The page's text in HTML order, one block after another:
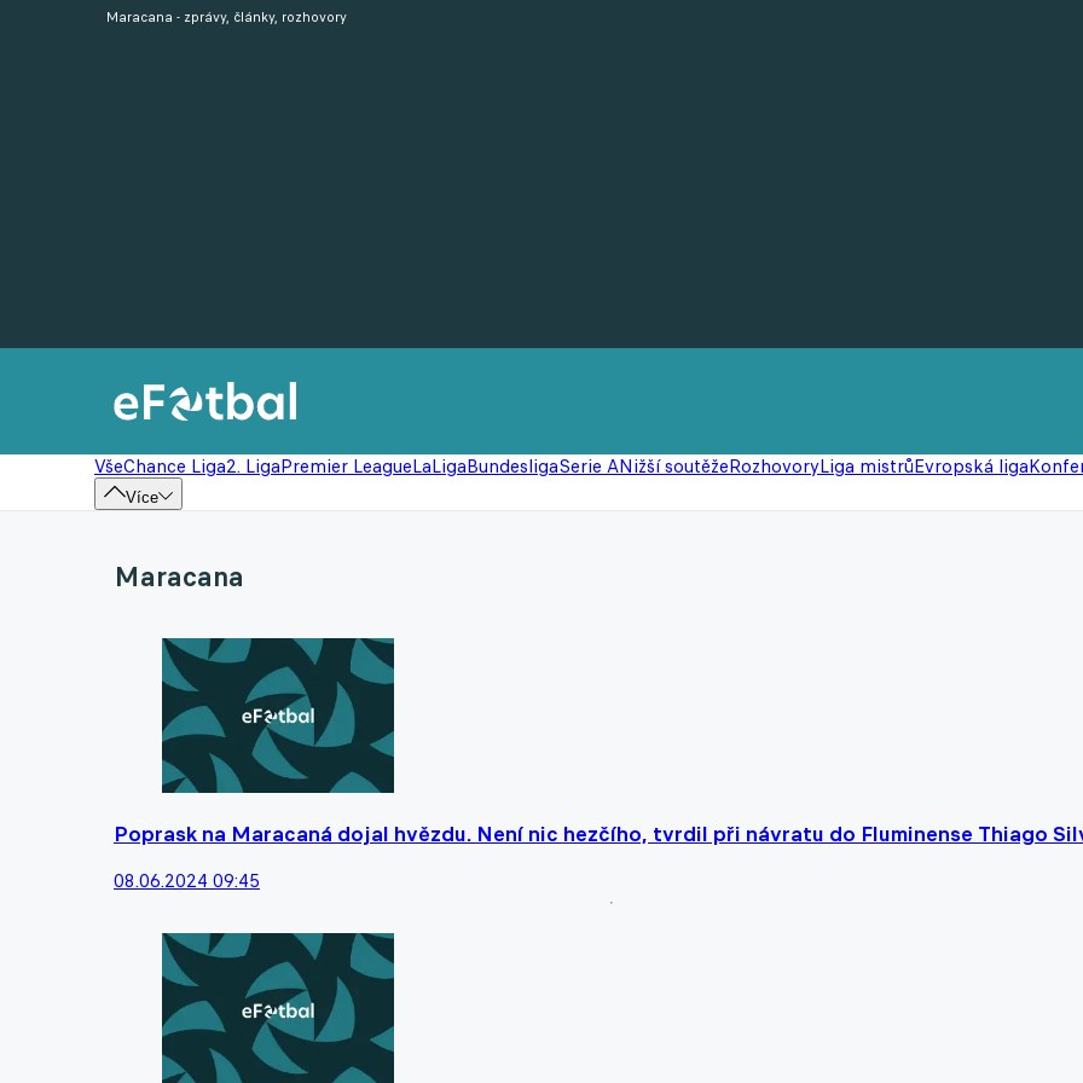
VšeChance Liga2. LigaPremier LeagueLaLigaBundesligaSerie ANižší soutěžeRozhovoryLiga mistrůEvropská liga
Více
Maracana - zprávy, články, rozhovory
Maracana
Poprask na Maracaná dojal hvězdu. Není nic hezčího, tvrdil při návratu do Fluminense Thiago
08.06.2024 09:45